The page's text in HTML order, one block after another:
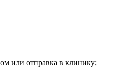
или отправка в клинику;